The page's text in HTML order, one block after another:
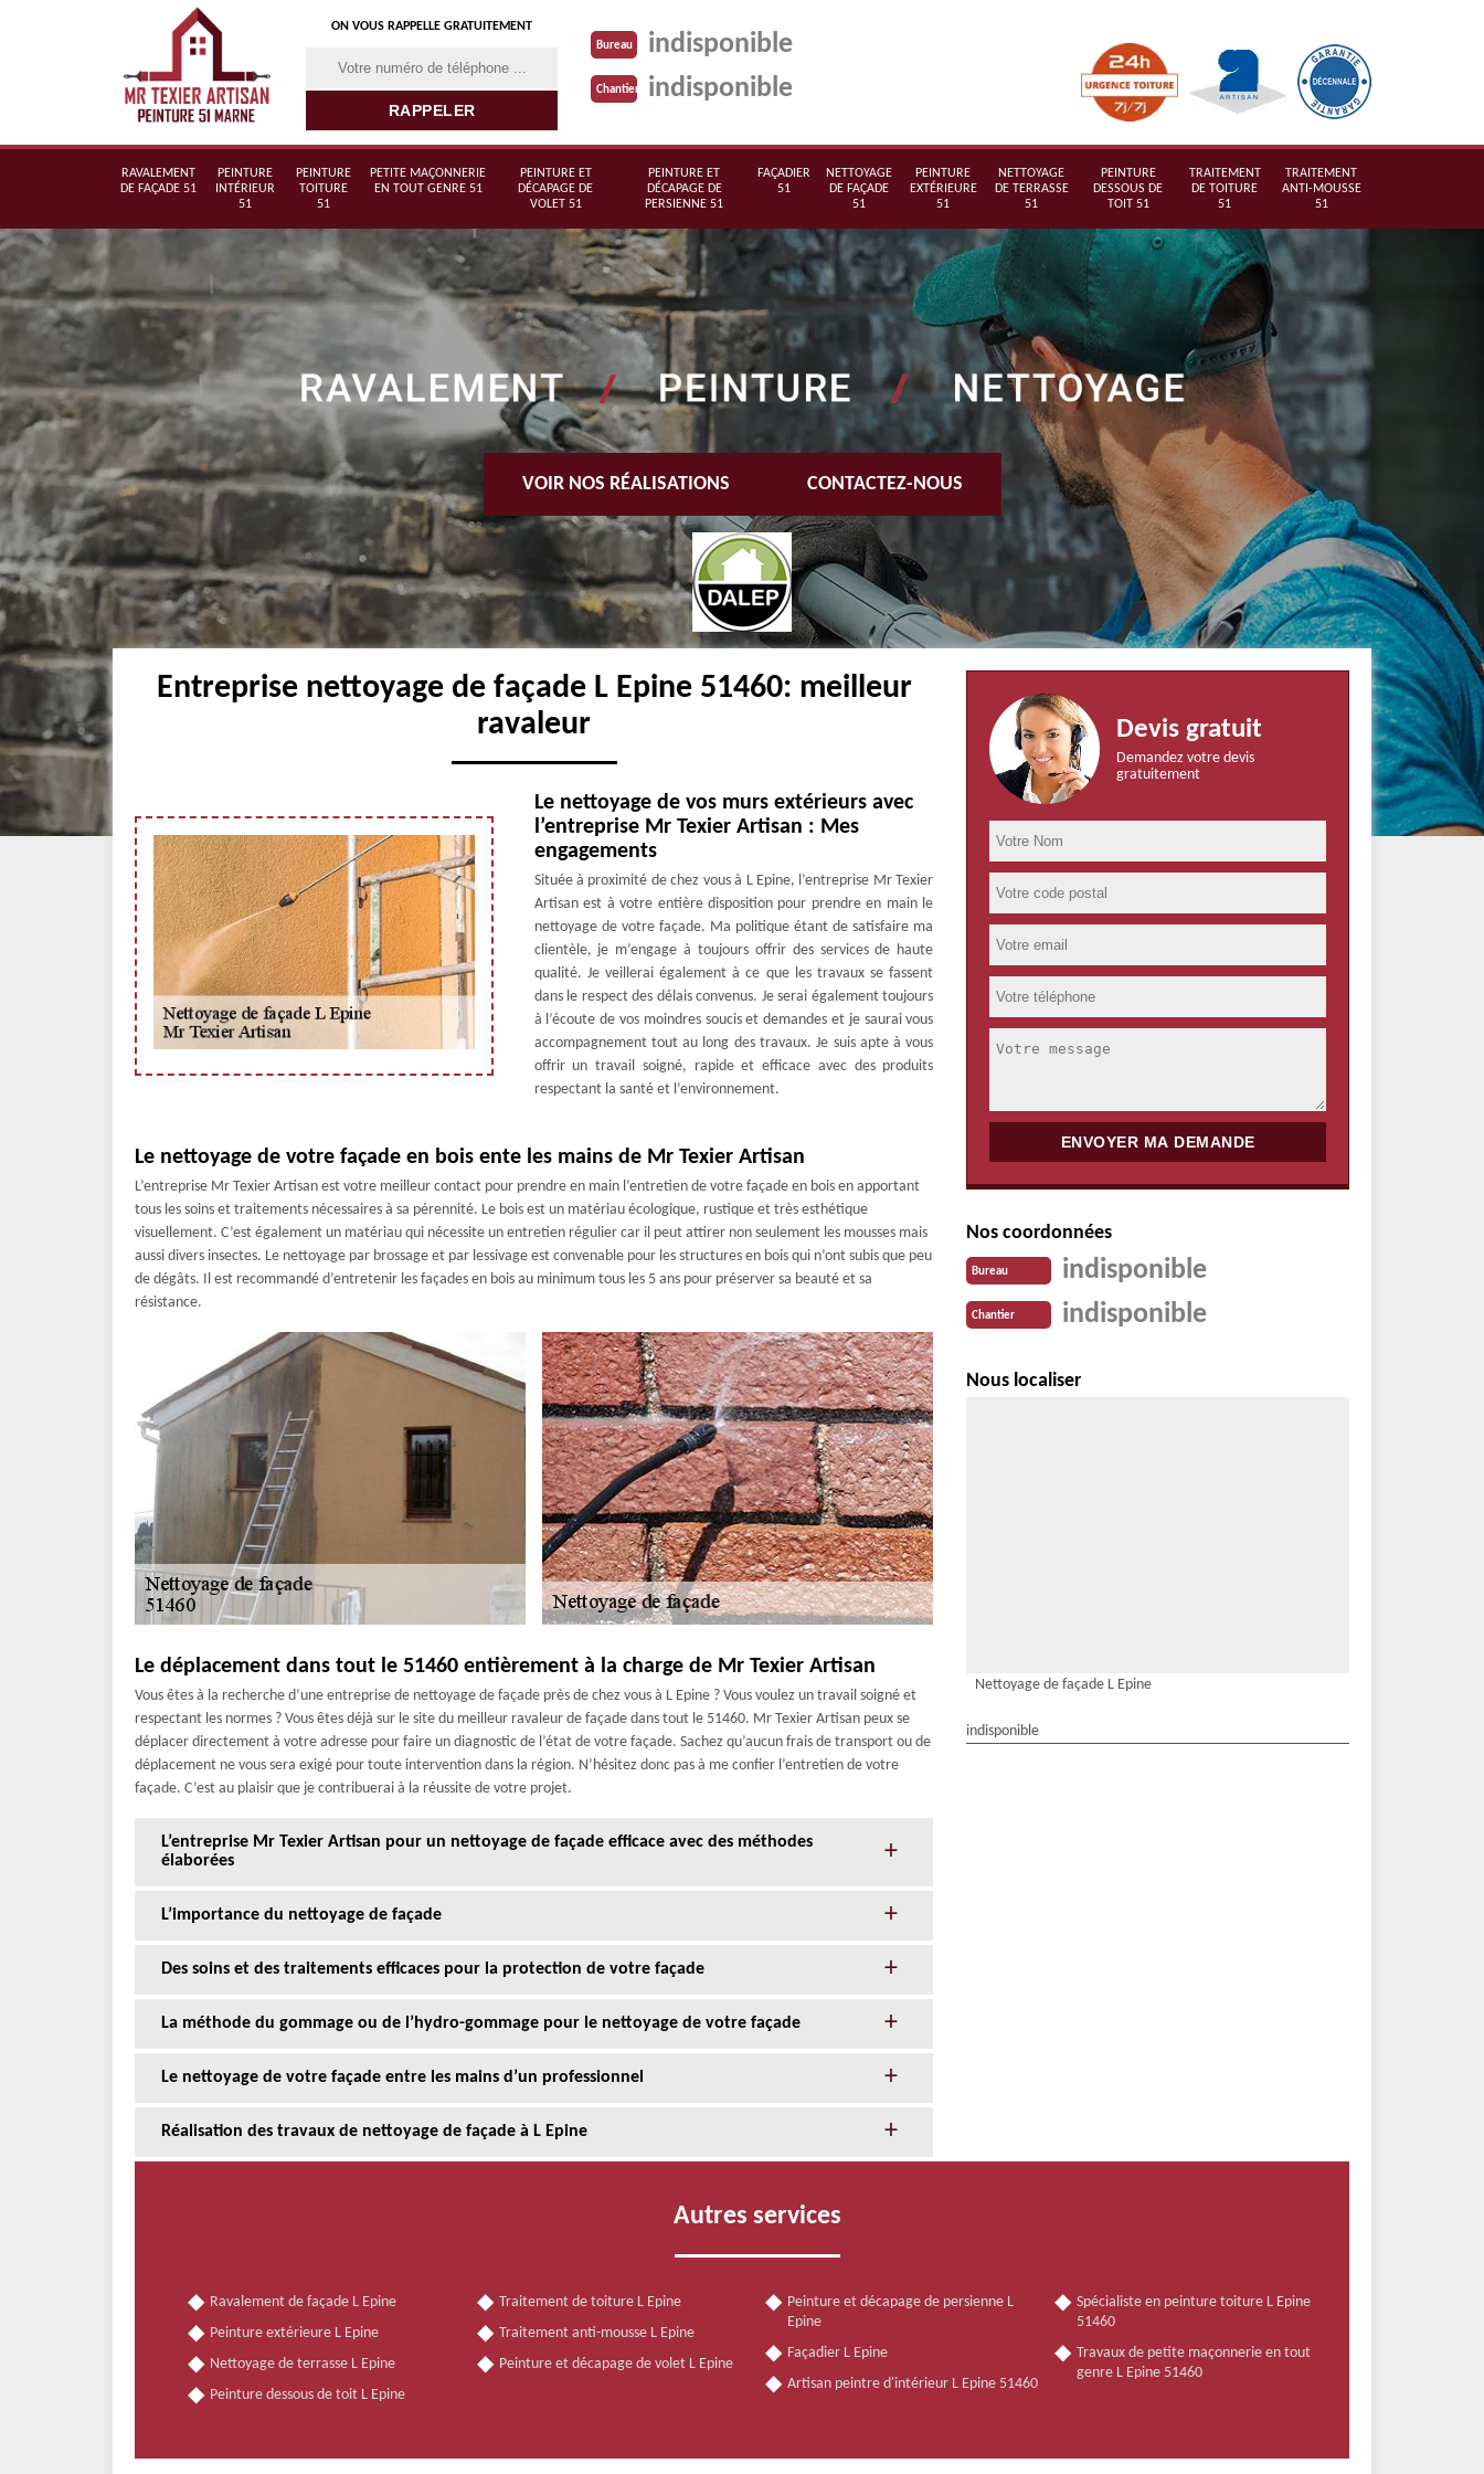
ON VOUS RAPPELLE GRATUITEMENT
Bureau indisponible
Chantier indisponible
RAVALEMENT
DE FAÇADE 51
PEINTURE
INTÉRIEUR
51
PEINTURE
TOITURE
51
PETITE MAÇONNERIE
EN TOUT GENRE 51
PEINTURE ET
DÉCAPAGE DE
VOLET 51
PEINTURE ET
DÉCAPAGE DE
PERSIENNE 51
FAÇADIER
51
NETTOYAGE
DE FAÇADE
51
PEINTURE
EXTÉRIEURE
51
NETTOYAGE
DE TERRASSE
51
PEINTURE
DESSOUS DE
TOIT 51
TRAITEMENT
DE TOITURE
51
TRAITEMENT
ANTI-MOUSSE
51
VOIR NOS RÉALISATIONS CONTACTEZ-NOUS
Entreprise nettoyage de façade L Epine 51460: meilleur
ravaleur
Le nettoyage de vos murs extérieurs avec
l’entreprise Mr Texier Artisan : Mes
engagements
Située à proximité de chez vous à L Epine, l’entreprise Mr Texier
Artisan est à votre entière disposition pour prendre en main le
nettoyage de votre façade. Ma politique étant de satisfaire ma
clientèle, je m’engage à toujours offrir des services de haute
qualité. Je veillerai également à ce que les travaux se fassent
dans le respect des délais convenus. Je serai également toujours
à l’écoute de vos moindres soucis et demandes et je saurai vous
accompagnement tout au long des travaux. Je suis apte à vous
offrir un travail soigné, rapide et efficace avec des produits
respectant la santé et l’environnement.
Le nettoyage de votre façade en bois ente les mains de Mr Texier Artisan
L’entreprise Mr Texier Artisan est votre meilleur contact pour prendre en main l’entretien de votre façade en bois en apportant
tous les soins et traitements nécessaires à sa pérennité. Le bois est un matériau écologique, rustique et très esthétique
visuellement. C’est également un matériau qui nécessite un entretien régulier car il peut attirer non seulement les mousses mais
aussi divers insectes. Le nettoyage par brossage et par lessivage est convenable pour les structures en bois qui n’ont subis que peu
de dégâts. Il est recommandé d’entretenir les façades en bois au minimum tous les 5 ans pour préserver sa beauté et sa
résistance.
Le déplacement dans tout le 51460 entièrement à la charge de Mr Texier Artisan
Vous êtes à la recherche d’une entreprise de nettoyage de façade près de chez vous à L Epine ? Vous voulez un travail soigné et
respectant les normes ? Vous êtes déjà sur le site du meilleur ravaleur de façade dans tout le 51460. Mr Texier Artisan peux se
déplacer directement à votre adresse pour faire un diagnostic de l’état de votre façade. Sachez qu’aucun frais de transport ou de
déplacement ne vous sera exigé pour toute intervention dans la région. N’hésitez donc pas à me confier l’entretien de votre
façade. C’est au plaisir que je contribuerai à la réussite de votre projet.
L’entreprise Mr Texier Artisan pour un nettoyage de façade efficace avec des méthodes
élaborées
L’importance du nettoyage de façade
Des soins et des traitements efficaces pour la protection de votre façade
La méthode du gommage ou de l’hydro-gommage pour le nettoyage de votre façade
Le nettoyage de votre façade entre les mains d’un professionnel
Réalisation des travaux de nettoyage de façade à L Epine
Devis gratuit
Demandez votre devis
gratuitement
Nos coordonnées
Bureau indisponible
Chantier indisponible
Nous localiser
Nettoyage de façade L Epine
indisponible
Autres services
Ravalement de façade L Epine
Peinture extérieure L Epine
Nettoyage de terrasse L Epine
Peinture dessous de toit L Epine
Traitement de toiture L Epine
Traitement anti-mousse L Epine
Peinture et décapage de volet L Epine
Peinture et décapage de persienne L
Epine
Façadier L Epine
Artisan peintre d'intérieur L Epine 51460
Spécialiste en peinture toiture L Epine
51460
Travaux de petite maçonnerie en tout
genre L Epine 51460